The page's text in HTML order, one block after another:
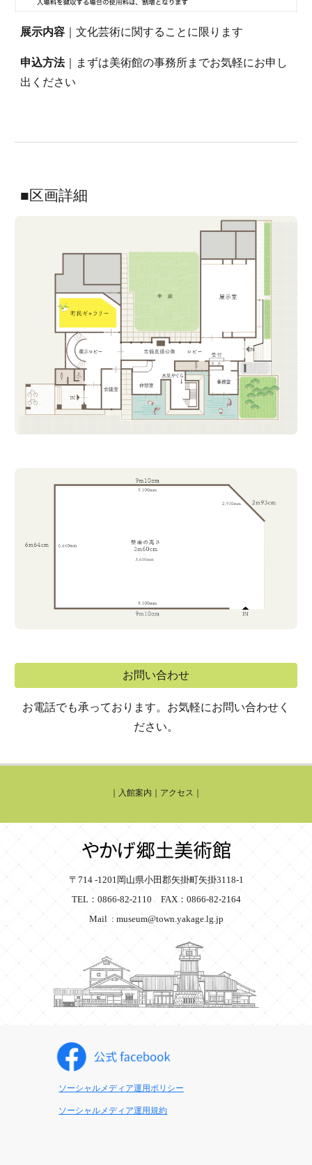
展示内容 ｜文化芸術に関することに限ります
申込方法｜まずは美術館の事務所までお気軽にお申し
出ください
■区画詳細
お問い合わせ
お電話でも承っております。お気軽にお問い合わせく
ださい。
入館案内 アクセス
〒714 -1201岡山県小田郡矢掛町矢掛3118-1
TEL：0866-82-2110 FAX：0866-82-2164
Mail : museum@town.yakage.lg.jp
ソーシャルメディア運用ポリシー
ソーシャルメディア運用規約